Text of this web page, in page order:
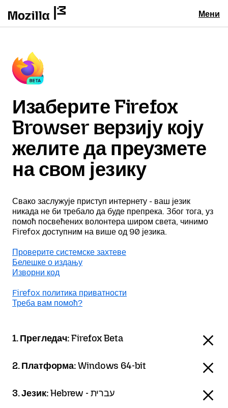
Мени
Изаберите Firefox
Browser верзију коју
желите да преузмете
на свом језику
Свако заслужује приступ интернету - ваш језик
никада не би требало да буде препрека. Због тога, уз
помоћ посвећених волонтера широм света, чинимо
Firefox доступним на више од 90 језика.
Проверите системске захтеве
Белешке о издању
Изворни код
Firefox политика приватности
Треба вам помоћ?
1. Прегледач:Firefox Beta
2. Платформа:Windows 64-bit
3. Језик: Hebrew - עברית